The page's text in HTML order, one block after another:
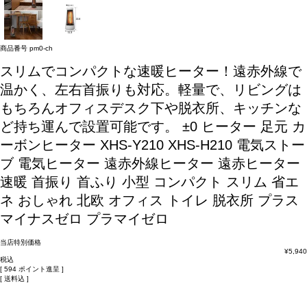
商品番号 pm0-ch
スリムでコンパクトな速暖ヒーター！遠赤外線で
温かく、左右首振りも対応。軽量で、リビングは
もちろんオフィスデスク下や脱衣所、キッチンな
ど持ち運んで設置可能です。
±0 ヒーター 足元 カ
ーボンヒーター XHS-Y210 XHS-H210 電気ストー
ブ 電気ヒーター 遠赤外線ヒーター 遠赤ヒーター
速暖 首振り 首ふり 小型 コンパクト スリム 省エ
ネ おしゃれ 北欧 オフィス トイレ 脱衣所 プラス
マイナスゼロ プラマイゼロ
当店特別価格
¥5,940
税込
[ 594 ポイント進呈 ]
送料込